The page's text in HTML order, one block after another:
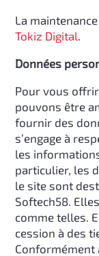
La
Tokiz Digital
Données
Pour vous
pouvons être
fournir des
s’engage à
les
particulier, les
le site sont
Softech58.
comme telles.
cession à des
Conformément